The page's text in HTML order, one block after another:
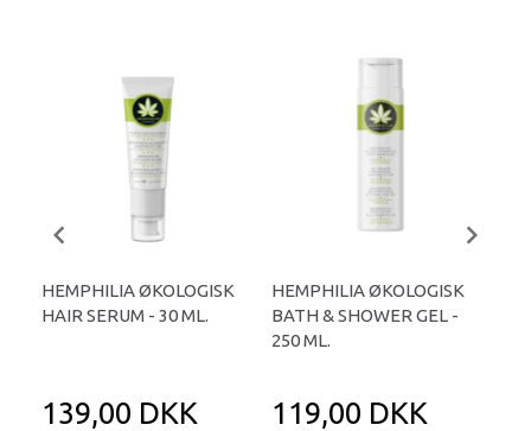
HEMPHILIA ØKOLOGISK
HAIR SERUM - 30 ML.
139,00 DKK
HEMPHILIA ØKOLOGISK
BATH & SHOWER GEL -
250 ML.
119,00 DKK